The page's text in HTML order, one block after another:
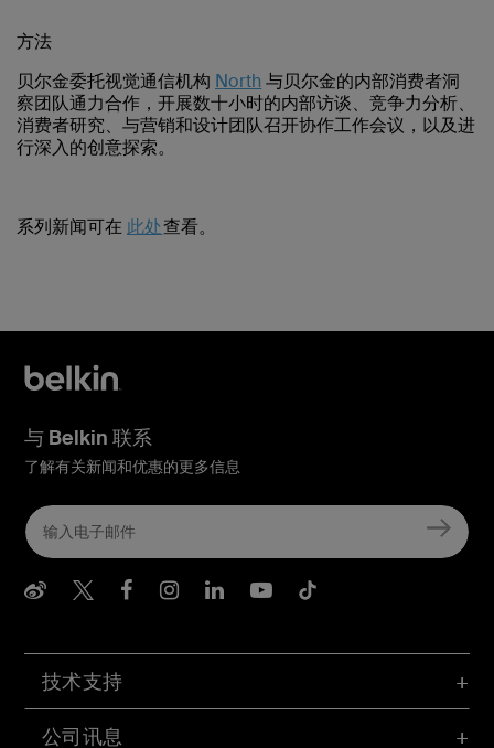
方法
贝尔金委托视觉通信机构 North 与贝尔金的内部消费者洞
察团队通力合作，开展数十小时的内部访谈、竞争力分析、
消费者研究、与营销和设计团队召开协作工作会议，以及进
行深入的创意探索。
系列新闻可在 此处查看。
技术支持
公司讯息
与 Belkin 联系
了解有关新闻和优惠的更多信息
Belkin Weibo
Belkin Twitter
Belkin Facebook
Belkin Instagram
Belkin LInkedIn
Belkin Youtube
Belkin